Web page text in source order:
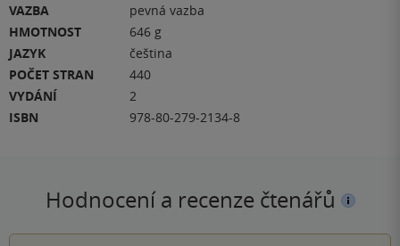
VAZBA
pevná vazba
HMOTNOST
646 g
JAZYK
čeština
POČET STRAN
440
VYDÁNÍ
2
ISBN
978-80-279-2134-8
Hodnocení a recenze čtenářů